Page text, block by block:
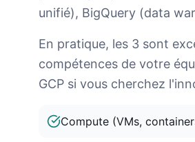
unifié), BigQuery (data
En pratique, les 3 sont
compétences de votre
GCP si vous cherchez
Compute (VMs,